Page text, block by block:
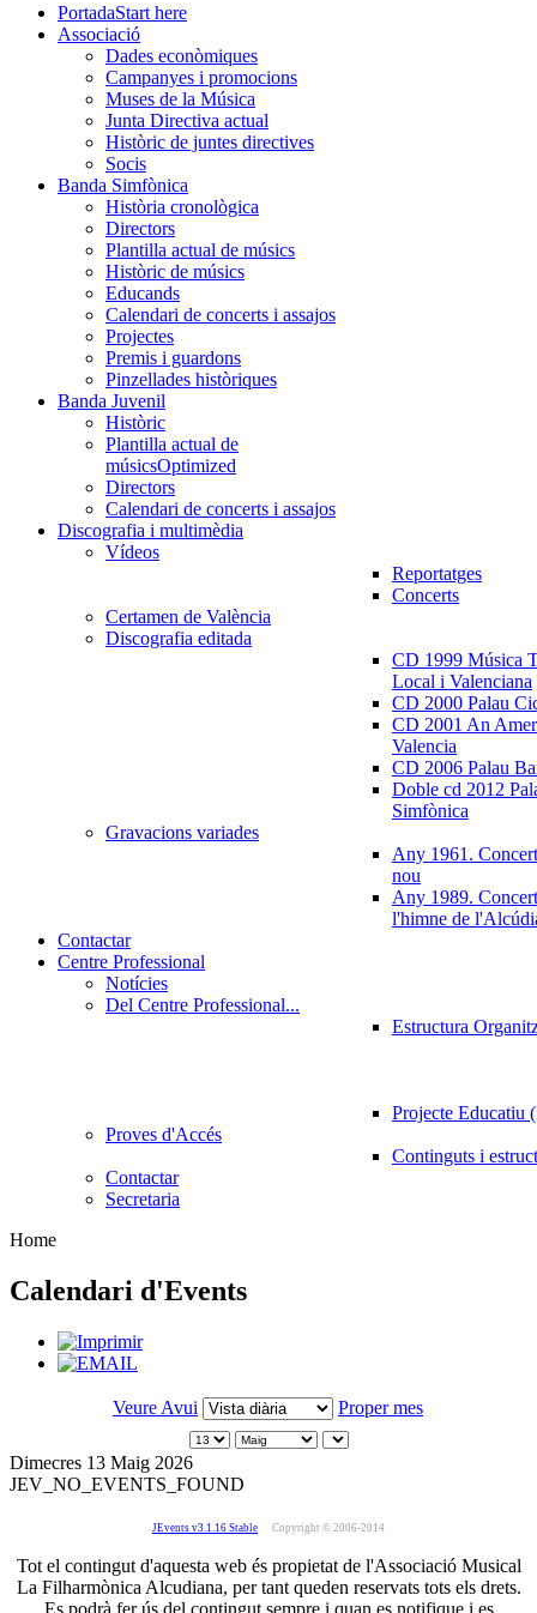
PortadaStart here
Associació
Dades econòmiques
Campanyes i promocions
Muses de la Música
Junta Directiva actual
Històric de juntes directives
Socis
Banda Simfònica
Història cronològica
Directors
Plantilla actual de músics
Històric de músics
Educands
Calendari de concerts i assajos
Projectes
Premis i guardons
Pinzellades històriques
Banda Juvenil
Històric
Plantilla actual de
músicsOptimized
Directors
Calendari de concerts i assajos
Discografia i multimèdia
Vídeos
Reportatges
Concerts
Certamen de València
Discografia editada
CD 1999 Música
Local i Valenciana
CD 2000 Palau
CD 2001 An
Valencia
CD 2006 Palau
Doble cd 2012
Simfònica
Gravacions variades
Any 1961.
nou
Any 1989.
l'himne de
Contactar
Centre Professional
Notícies
Del Centre Professional...
Estructura
Projecte Educatiu
Proves d'Accés
Continguts i
Contactar
Secretaria
Home
Calendari d'Events
Veure Avui Proper mes
Dimecres 13 Maig 2026
JEV_NO_EVENTS_FOUND
JEvents v3.1.16 Stable Copyright © 2006-2014
Tot el contingut d'aquesta web és propietat de l'Associació Musical
La Filharmònica Alcudiana, per tant queden reservats tots els drets.
Es podrà fer ús del contingut sempre i quan es notifique i es